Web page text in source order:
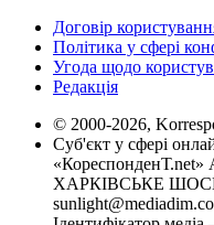
Договір
Політика у сфері
Угода щодо
Редакція
© 2000-2026,
Суб'єкт у сфері
«КореспонденТ.net»
ХАРКІВСЬКЕ ШОСЕ,